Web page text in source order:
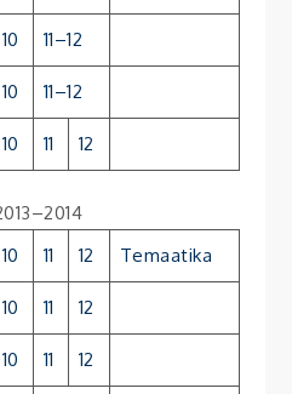
10 11–12
10 11–12
10 11 12
10 11 12 Temaatika
10 11 12
10 11 12